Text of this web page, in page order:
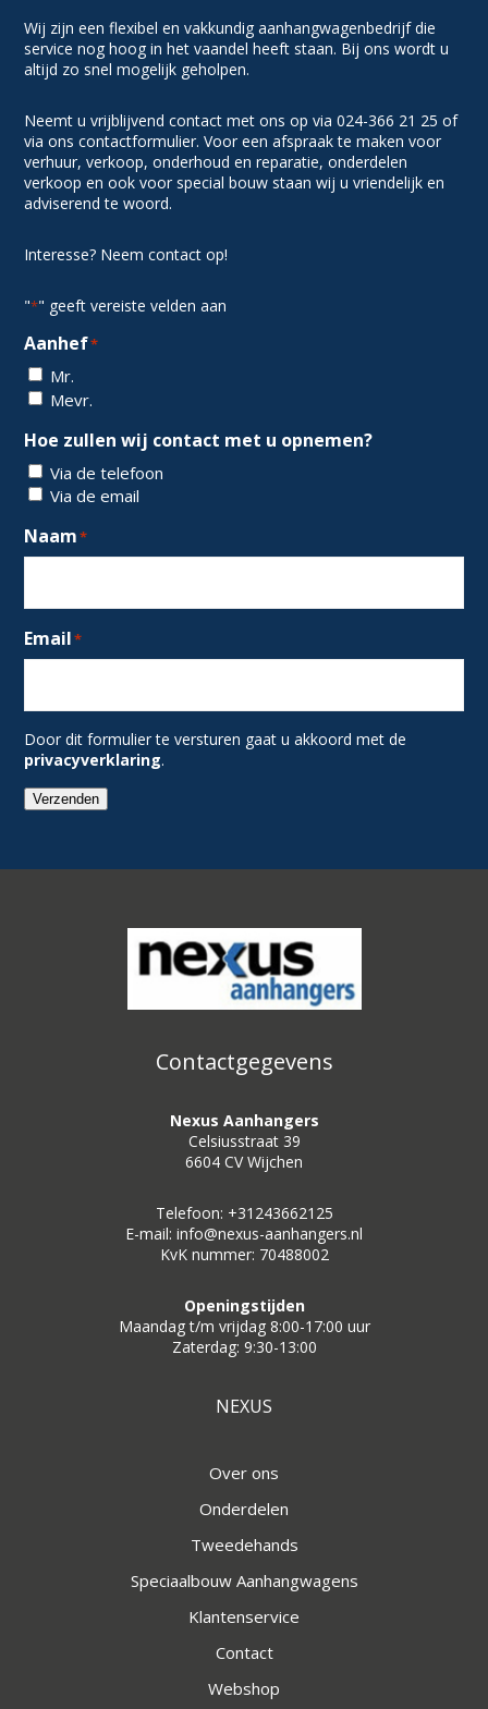
Wij zijn een flexibel en vakkundig aanhangwagenbedrijf die
service nog hoog in het vaandel heeft staan. Bij ons wordt u
altijd zo snel mogelijk geholpen.
Neemt u vrijblijvend contact met ons op via 024-366 21 25 of
via ons contactformulier. Voor een afspraak te maken voor
verhuur, verkoop, onderhoud en reparatie, onderdelen
verkoop en ook voor special bouw staan wij u vriendelijk en
adviserend te woord.
Interesse? Neem contact op!
"*" geeft vereiste velden aan
Aanhef*
Mr.
Mevr.
Hoe zullen wij contact met u opnemen?
Via de telefoon
Via de email
Naam*
Email*
Door dit formulier te versturen gaat u akkoord met de
privacyverklaring.
Verzenden
Contactgegevens
Nexus Aanhangers
Celsiusstraat 39
6604 CV Wijchen
Telefoon: +31243662125
E-mail: info@nexus-aanhangers.nl
KvK nummer: 70488002
Openingstijden
Maandag t/m vrijdag 8:00-17:00 uur
Zaterdag: 9:30-13:00
NEXUS
Over ons
Onderdelen
Tweedehands
Speciaalbouw Aanhangwagens
Klantenservice
Contact
Webshop